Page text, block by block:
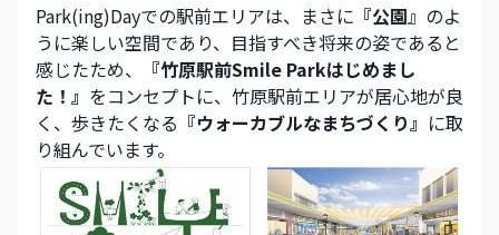
Park(ing)Dayでの駅前エリアは、まさに 『公園』のよ
うに楽しい空間であり、目指すべき将来の姿であると
感じたため、
『竹原駅前Smile Parkはじめまし
た！』 をコンセプトに、竹原駅前エリアが居心地が良
く、歩きたくなる 『ウォーカブルなまちづくり』 に取
り組んでいます。